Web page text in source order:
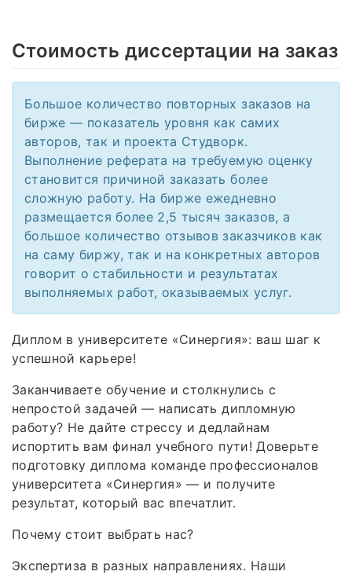
Стоимость диссертации на заказ
Большое количество повторных заказов на
бирже — показатель уровня как самих
авторов, так и проекта Студворк.
Выполнение реферата на требуемую оценку
становится причиной заказать более
сложную работу. На бирже ежедневно
размещается более 2,5 тысяч заказов, а
большое количество отзывов заказчиков как
на саму биржу, так и на конкретных авторов
говорит о стабильности и результатах
выполняемых работ, оказываемых услуг.
Диплом в университете «Синергия»: ваш шаг к
успешной карьере!
Заканчиваете обучение и столкнулись с
непростой задачей — написать дипломную
работу? Не дайте стрессу и дедлайнам
испортить вам финал учебного пути! Доверьте
подготовку диплома команде профессионалов
университета «Синергия» — и получите
результат, который вас впечатлит.
Почему стоит выбрать нас?
Экспертиза в разных направлениях. Наши